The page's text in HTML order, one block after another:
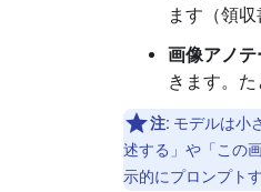
ます（領
画像アノ
きます。
注: モデルは小
述する」や「この
示的にプロンプト